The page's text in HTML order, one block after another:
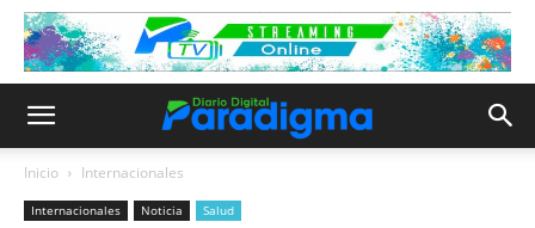
Inicio Internacionales
Internacionales Noticia Salud